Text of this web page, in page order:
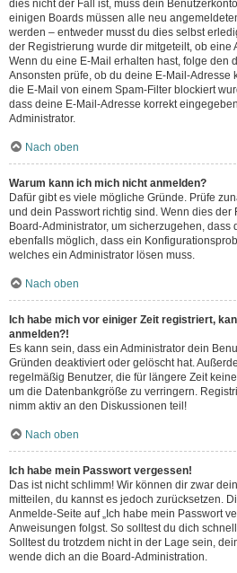
dies nicht der Fall ist, muss dein
einigen Boards müssen alle neu
werden – entweder musst du dies selbst
der Registrierung wurde dir mitgeteilt, ob eine
Wenn du eine E-Mail erhalten hast, folge den
Ansonsten prüfe, ob du deine E-Mail-Adresse
die E-Mail von einem Spam-Filter blockiert
dass deine E-Mail-Adresse korrekt
Administrator.
Nach oben
Warum kann ich mich nicht anmelden?
Dafür gibt es viele mögliche Gründe. Prüfe
und dein Passwort richtig sind. Wenn dies der
Board-Administrator, um sicherzugehen, dass
ebenfalls möglich, dass ein
welches ein Administrator lösen muss.
Nach oben
Ich habe mich vor einiger Zeit registriert,
anmelden?!
Es kann sein, dass ein Administrator dein
Gründen deaktiviert oder gelöscht hat.
regelmäßig Benutzer, die für längere Zeit
um die Datenbankgröße zu verringern.
nimm aktiv an den Diskussionen teil!
Nach oben
Ich habe mein Passwort vergessen!
Das ist nicht schlimm! Wir können dir zwar
mitteilen, du kannst es jedoch zurücksetzen.
Anmelde-Seite auf „Ich habe mein Passwort
Anweisungen folgst. So solltest du dich
Solltest du trotzdem nicht in der Lage sein,
wende dich an die Board-Administration.